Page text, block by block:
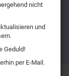
nicht
und
Geduld!
per E-Mail.
E-Mail.